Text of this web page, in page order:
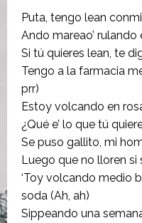
Puta, tengo lean
Ando mareao’ rulando
Si tú quieres lean, te
Tengo a la farmacia
prr)
Estoy volcando en
¿Qué e’ lo que tú
Se puso gallito, mi
Luego que no lloren si
‘Toy volcando medio
soda (Ah, ah)
Sippeando una